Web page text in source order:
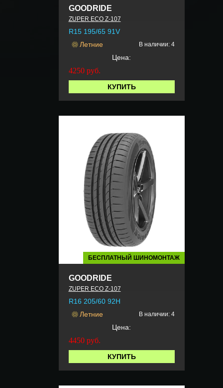
GOODRIDE
ZUPER ECO Z-107
R15 195/65 91V
Летние
В наличии: 4
Цена:
4250 руб.
КУПИТЬ
БЕСПЛАТНЫЙ ШИНОМОНТАЖ
GOODRIDE
ZUPER ECO Z-107
R16 205/60 92H
Летние
В наличии: 4
Цена:
4450 руб.
КУПИТЬ